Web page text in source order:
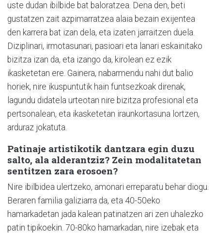
uste dudan ibilbide bat baloratzea. Dena den, beti
gustatzen zait azpimarratzea alaia bezain exijentea
den karrera bat izan dela, eta izaten jarraitzen duela.
Diziplinari, irmotasunari, pasioari eta lanari eskainitako
bizitza izan da, eta izango da, kirolean ez ezik
ikasketetan ere. Gainera, nabarmendu nahi dut balio
horiek, nire ikuspuntutik hain funtsezkoak direnak,
lagundu didatela urteotan nire bizitza profesional eta
pertsonalean, eta ikasketetan iraunkortasuna lortzen,
arduraz jokatuta.
Patinaje artistikotik dantzara egin duzu
salto, ala alderantziz? Zein modalitatetan
sentitzen zara erosoen?
Nire ibilbidea ulertzeko, amonari erreparatu behar diogu.
Beraren familia galiziarra da, eta 40-50eko
hamarkadetan jada kalean patinatzen ari zen uhalezko
patin tipikoekin. 70-80ko hamarkadan, nire izebak eta